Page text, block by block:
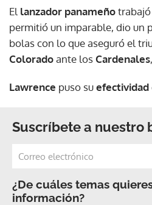
El lanzador panameño
permitió un imparable, dio un
bolas con lo que aseguró el
Coloradoante losCardenales
Lawrence puso suefectividad
Suscríbete a nuestro
¿De cuáles temas
información?